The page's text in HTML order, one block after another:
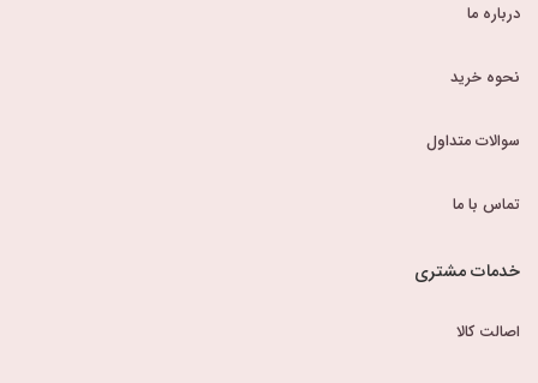
درباره ما
نحوه خرید
سوالات متداول
تماس با ما
خدمات مشتری
اصالت کالا